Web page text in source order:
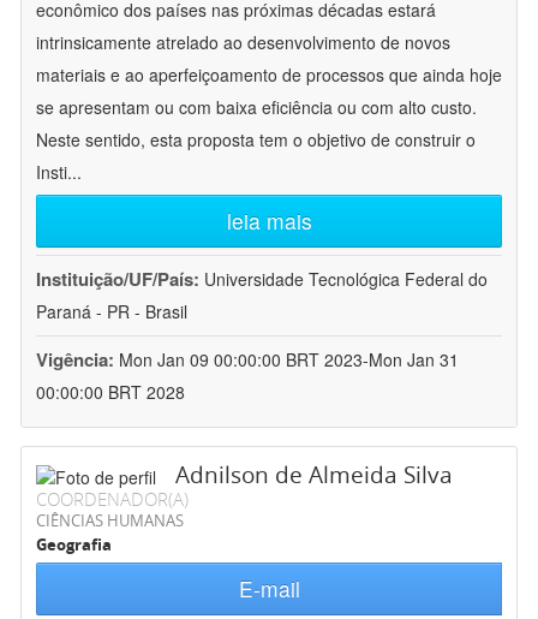
econômico dos países nas próximas décadas estará
intrinsicamente atrelado ao desenvolvimento de novos
materiais e ao aperfeiçoamento de processos que ainda hoje
se apresentam ou com baixa eficiência ou com alto custo.
Neste sentido, esta proposta tem o objetivo de construir o
Insti...
leia mais
Instituição/UF/País: Universidade Tecnológica Federal do
Paraná - PR - Brasil
Vigência: Mon Jan 09 00:00:00 BRT 2023-Mon Jan 31
00:00:00 BRT 2028
Adnilson de Almeida Silva
COORDENADOR(A)
CIÊNCIAS HUMANAS
Geografia
E-mail